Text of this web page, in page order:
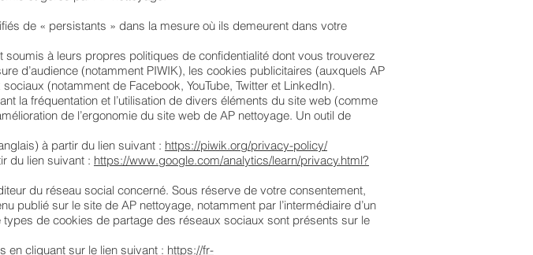
de « persistants » dans la mesure où ils demeurent dans votre
à leurs propres politiques de confidentialité dont vous trouverez
d’audience (notamment PIWIK), les cookies publicitaires (auxquels AP
(notamment de Facebook, YouTube, Twitter et LinkedIn).
la fréquentation et l’utilisation de divers éléments du site web (comme
de l’ergonomie du site web de AP nettoyage. Un outil de
à partir du lien suivant : https://piwik.org/privacy-policy/
du lien suivant : https://www.google.com/analytics/learn/privacy.html?
du réseau social concerné. Sous réserve de votre consentement,
publié sur le site de AP nettoyage, notamment par l’intermédiaire d’un
de cookies de partage des réseaux sociaux sont présents sur le
en cliquant sur le lien suivant : https://fr-